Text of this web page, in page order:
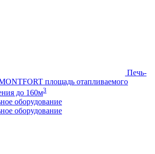
Печь-
площадь отапливаемого
до 160м3
оборудование
оборудование